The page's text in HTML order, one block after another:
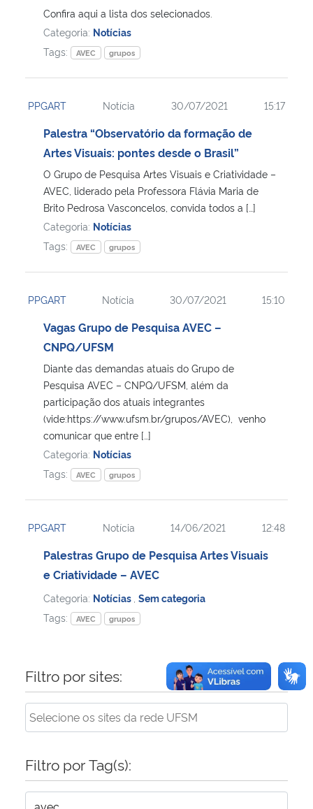
Gabinete de Segurança Institucional
Advocacia-Geral da União
Banco Central do Brasil
Confira aqui a lista dos selecionados.
Categoria: Notícias
Tags:
AVEC grupos
PPGART Notícia 30/07/2021 15:17
Palestra “Observatório da formação de
Artes Visuais: pontes desde o Brasil”
O Grupo de Pesquisa Artes Visuais e Criatividade –
AVEC, liderado pela Professora Flávia Maria de
Brito Pedrosa Vasconcelos, convida todos a […]
Categoria: Notícias
Tags:
AVEC grupos
PPGART Notícia 30/07/2021 15:10
Vagas Grupo de Pesquisa AVEC –
CNPQ/UFSM
Diante das demandas atuais do Grupo de
Pesquisa AVEC – CNPQ/UFSM, além da
participação dos atuais integrantes
(vide:https://www.ufsm.br/grupos/AVEC), venho
comunicar que entre […]
Categoria: Notícias
Tags:
AVEC grupos
PPGART Notícia 14/06/2021 12:48
Palestras Grupo de Pesquisa Artes Visuais
e Criatividade – AVEC
Categoria: Notícias Sem categoria
Tags:
AVEC grupos
Filtro por sites:
Filtro por Tag(s):